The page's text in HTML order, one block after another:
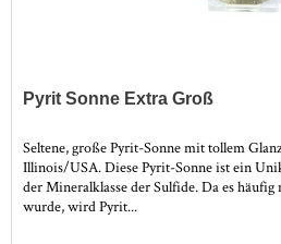
Pyrit Sonne Extra Groß
Seltene, große Pyrit-Sonne mit tollem
Illinois/USA. Diese Pyrit-Sonne ist ein
der Mineralklasse der Sulfide. Da es
wurde, wird Pyrit...